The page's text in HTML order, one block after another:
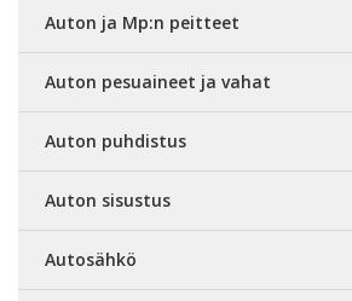
Auton ja Mp:n peitteet
Auton pesuaineet ja vahat
Auton puhdistus
Auton sisustus
Autosähkö